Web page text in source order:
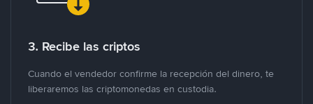
3. Recibe las criptos
Cuando el vendedor confirme la recepción del dinero, te
liberaremos las criptomonedas en custodia.